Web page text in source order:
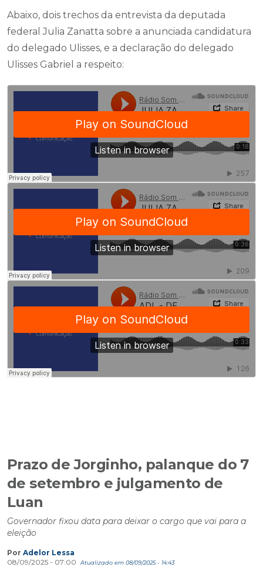
Abaixo, dois trechos da entrevista da deputada
federal Julia Zanatta sobre a anunciada candidatura
do delegado Ulisses, e a declaração do delegado
Ulisses Gabriel a respeito:
Prazo de Jorginho, palanque do 7
de setembro e julgamento de
Luan
Governador fixou data para deixar o cargo que vai para a
eleição
Por Adelor Lessa
08/09/2025 - 07:00
Atualizado em 08/09/2025 - 14:43